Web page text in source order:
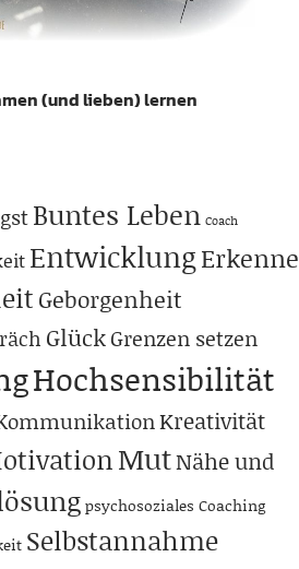
(und lieben) lernen
Buntes Leben Coach
EntwicklungErkenne
Geborgenheit
GlückGrenzen setzen
Hochsensibilität
Kreativität
MutNähe und
psychosoziales Coaching
Selbstannahme